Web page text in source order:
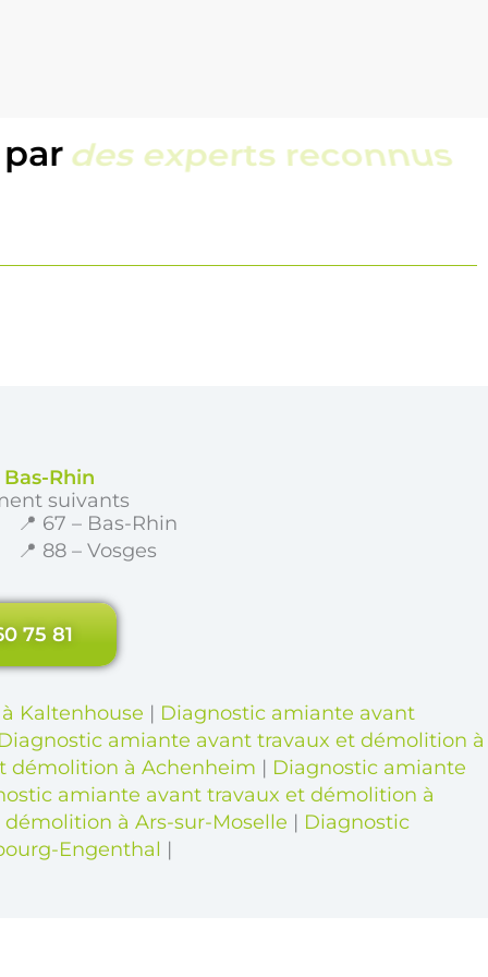
une équipe locale
Rhin
suivants
📍 67 – Bas-Rhin
📍 88 – Vosges
75 81
Kaltenhouse | Diagnostic amiante avant
amiante avant travaux et démolition à
démolition à Achenheim | Diagnostic amiante
amiante avant travaux et démolition à
à Ars-sur-Moselle | Diagnostic
Engenthal |